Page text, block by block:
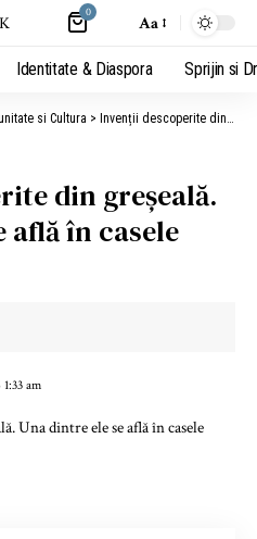
0 Aa
Identitate & Diaspora Sprijin si
si Cultura > Invenții descoperite din greșeală. Una dintre ele se află în casele tuturor
din greșeală.
află în casele
am